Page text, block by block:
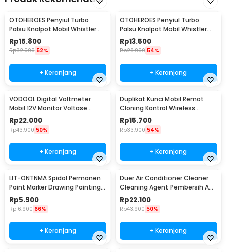
OTOHEROES Penyiul Turbo
Palsu Knalpot Mobil Whistler
1000-2400cc L - TUR007
Rp15.800
Rp32.900 52%
+ Keranjang
OTOHEROES Penyiul Turbo
Palsu Knalpot Mobil Whistler
1000-1800cc M 1.6-2.0 - TUR007
Rp13.500
Rp28.900 54%
+ Keranjang
VODOOL Digital Voltmeter
Mobil 12V Monitor Voltase
Baterai LED Display - QY836
Rp22.000
Rp43.900 50%
+ Keranjang
Duplikat Kunci Mobil Remot
Cloning Kontrol Wireless
433.92MHz 1 PCS - WE32
Rp15.700
Rp33.900 54%
+ Keranjang
LIT-ONTNMA Spidol Permanen
Paint Marker Drawing Painting
Oil Base - MP-01
Rp5.900
Rp16.900 66%
+ Keranjang
Duer Air Conditioner Cleaner
Cleaning Agent Pembersih AC
Rumah 500ml - QUY1640
Rp22.100
Rp43.900 50%
+ Keranjang